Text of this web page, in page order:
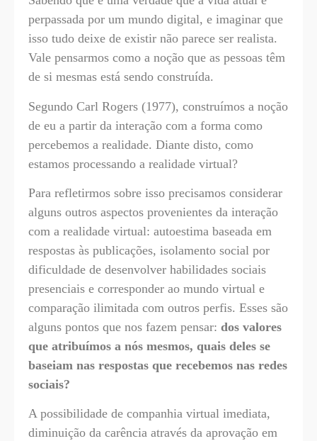
perpassada por um mundo digital, e imaginar que
isso tudo deixe de existir não parece ser realista.
Vale pensarmos como a noção que as pessoas têm
de si mesmas está sendo construída.
Segundo Carl Rogers (1977), construímos a noção
de eu a partir da interação com a forma como
percebemos a realidade. Diante disto, como
estamos processando a realidade virtual?
Para refletirmos sobre isso precisamos considerar
alguns outros aspectos provenientes da interação
com a realidade virtual: autoestima baseada em
respostas às publicações, isolamento social por
dificuldade de desenvolver habilidades sociais
presenciais e corresponder ao mundo virtual e
comparação ilimitada com outros perfis. Esses são
alguns pontos que nos fazem pensar: dos valores
que atribuímos a nós mesmos, quais deles se
baseiam nas respostas que recebemos nas redes
sociais?
A possibilidade de companhia virtual imediata,
diminuição da carência através da aprovação em